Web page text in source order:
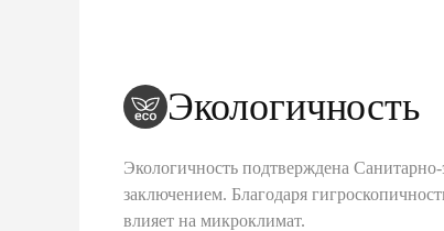
Экологичность
Экологичность подтверждена
заключением. Благодаря
влияет на микроклимат.